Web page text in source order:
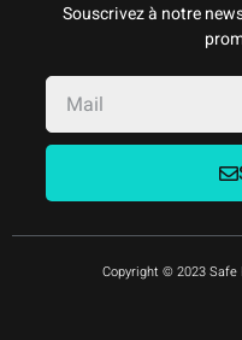
Souscrivez à notre
Copyright © 2023 Safe